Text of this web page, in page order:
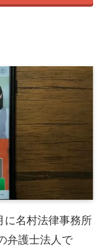
に名村法律事務所
弁護士法人で